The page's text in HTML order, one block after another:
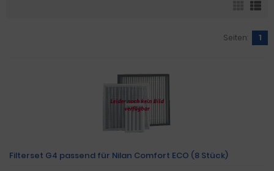
Seiten: 1
Filterset G4 passend für Nilan Comfort ECO (8 Stück)